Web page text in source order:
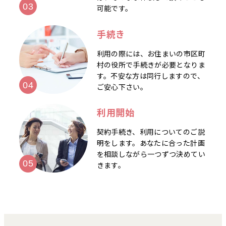
可能です。
手続き
利用の際には、お住まいの市区町
村の役所で手続きが必要となりま
す。不安な方は同行しますので、
ご安心下さい。
利用開始
契約手続き、利用についてのご説
明をします。あなたに合った計画
を相談しながら一つずつ決めてい
きます。